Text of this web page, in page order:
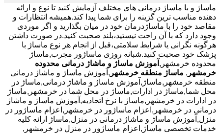
ماساژ و با ماساژ درمانی های مختلف آزمایش کنید تا نوع و ارائه
دهنده مناسب ترین گزینه را برای شما پیدا کند.همیشه انتظارات و
مقاصد خود را با ماساژدرمان خود در میان بگذارید و اگر موردی
وجود دارد که با آن راحت نیستید،بلند صحبت کنید.در صورت داشتن
هرگونه نگرانی یا شرایط سلامتی،قبل از انجام هر نوع ماساژ با
پزشک خود صحبت کنید.شبانه روزی ماساژور مجرب,ماساژ
محدوده خرمشهر, آموزش ماساژ و ماشاژ درمانی محدوده
خرمشهر , ماساژ منطقه خرمشهر ,آموزش ماساژ و ماشاژ درمانی
منطقه خرمشهر,ماساژ,آموزش ماساژ و ماشاژ درمانی,ماساژ در
محل شما,ماساژ در ادارات,ماساژ در محل شما در خرمشهر,ماساژ
در ادارات در خرمشهر,ماساژ با نرخ اتحادیه,آموزش ماساژ و ماشاژ
درمانی در خرمشهر,اعزام ماساژور در خرمشهر,اعزام ماساژور در
منزل,آموزش ماساژ و ماشاژ درمانی در منزل,ماساژ ارائه کلیه
خدمات تخصصی ماساژ,اعزام ماساژور در منزل در خرمشهر,